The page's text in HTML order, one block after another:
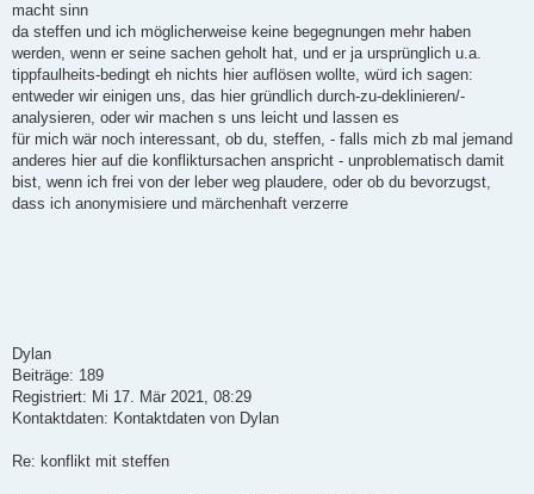
macht sinn
da steffen und ich möglicherweise keine begegnungen mehr haben
werden, wenn er seine sachen geholt hat, und er ja ursprünglich u.a.
tippfaulheits-bedingt eh nichts hier auflösen wollte, würd ich sagen:
entweder wir einigen uns, das hier gründlich durch-zu-deklinieren/-
analysieren, oder wir machen s uns leicht und lassen es
für mich wär noch interessant, ob du, steffen, - falls mich zb mal jemand
anderes hier auf die konfliktursachen anspricht - unproblematisch damit
bist, wenn ich frei von der leber weg plaudere, oder ob du bevorzugst,
dass ich anonymisiere und märchenhaft verzerre
Dylan
Beiträge: 189
Registriert: Mi 17. Mär 2021, 08:29
Kontaktdaten: Kontaktdaten von Dylan
Re: konflikt mit steffen